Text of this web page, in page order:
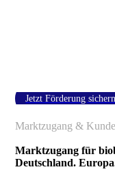
Jetzt Förderung sichern
Marktzugang &
Marktzugang für
Deutschland.